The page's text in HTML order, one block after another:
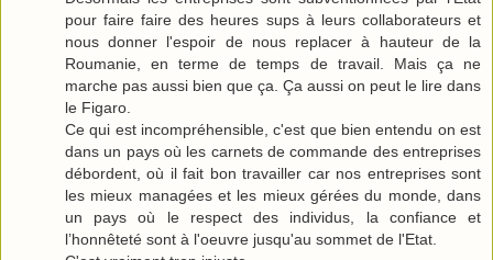
pour faire faire des heures sups à leurs collaborateurs et
nous donner l'espoir de nous replacer à hauteur de la
Roumanie, en terme de temps de travail. Mais ça ne
marche pas aussi bien que ça. Ça aussi on peut le lire dans
le Figaro.
Ce qui est incompréhensible, c'est que bien entendu on est
dans un pays où les carnets de commande des entreprises
débordent, où il fait bon travailler car nos entreprises sont
les mieux managées et les mieux gérées du monde, dans
un pays où le respect des individus, la confiance et
l’honnêteté sont à l'oeuvre jusqu'au sommet de l'Etat.